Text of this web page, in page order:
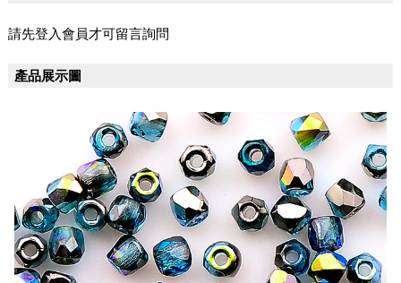
請先登入會員才可留言詢問
產品展示圖